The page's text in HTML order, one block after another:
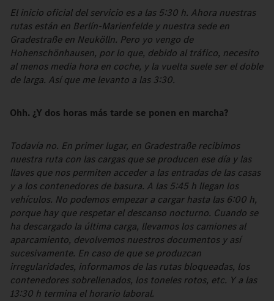
El inicio oficial del servicio es a las 5:30 h. Ahora nuestras
rutas están en Berlín-Marienfelde y nuestra sede en
Gradestraße en Neukölln. Pero yo vengo de
Hohenschönhausen, por lo que, debido al tráfico, necesito
al menos media hora en coche, y la vuelta suele ser el doble
de larga. Así que me levanto a las 3:30.
Ohh. ¿Y dos horas más tarde se ponen en marcha?
Todavía no. En primer lugar, en Gradestraße recibimos
nuestra ruta con las cargas que se producen ese día y las
llaves que nos permiten acceder a las entradas de las casas
y a los contenedores de basura. A las 5:45 h llegan los
vehículos. No podemos empezar a cargar hasta las 6:00 h,
porque hay que respetar el descanso nocturno. Cuando se
ha descargado la última carga, llevamos los camiones al
aparcamiento, devolvemos nuestros documentos y así
sucesivamente. En caso de que se produzcan
irregularidades, informamos de las rutas bloqueadas, los
contenedores sobrellenados, los toneles rotos, etc. Y a las
13:30 h termina el horario laboral.